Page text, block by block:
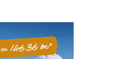
ca.146.36 m²